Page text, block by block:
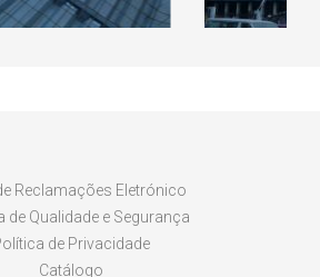
Reclamações Eletrónico
de Qualidade e Segurança
de Privacidade
Catálogo